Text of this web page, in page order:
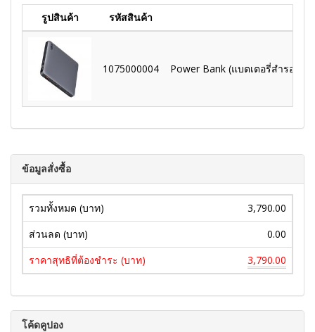
รูปสินค้า รหัสสินค้า
1075000004 Power Bank (แบตเตอรี่สำรอง)
ข้อมูลสั่งซื้อ
รวมทั้งหมด (บาท)
3,790.00
ส่วนลด (บาท)
0.00
ราคาสุทธิที่ต้องชำระ (บาท)
3,790.00
โค้ดคูปอง